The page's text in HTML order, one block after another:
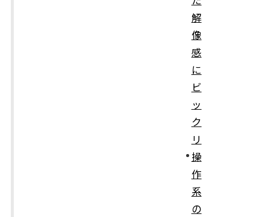
解
像
感
に
ビ
ッ
ク
リ
操
作
系
の